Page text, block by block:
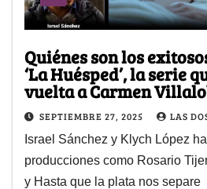
Quiénes son los
‘La Huésped’, la serie
vuelta a Carmen
SEPTIEMBRE 27, 2025 LAS
Israel Sánchez y Klych López
producciones como Rosario
y Hasta que la plata nos separe